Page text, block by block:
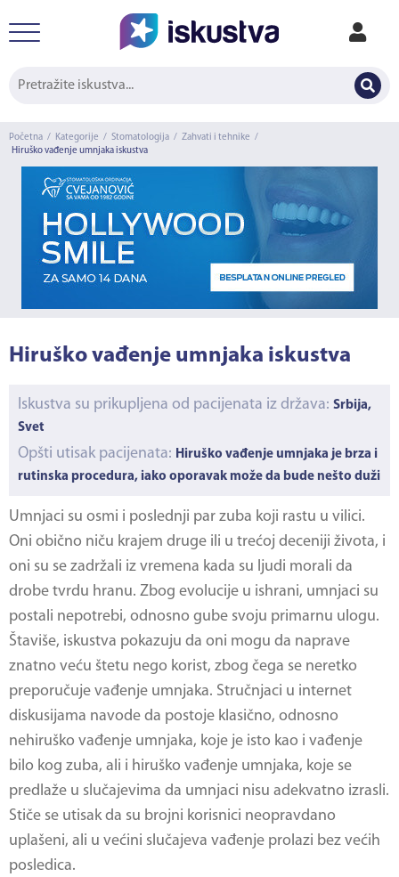
Početna / Kategorije / Stomatologija / Zahvati i tehnike /
Hiruško vađenje umnjaka iskustva
Hiruško vađenje umnjaka iskustva
Iskustva su prikupljena od pacijenata iz država: Srbija,
Svet
Opšti utisak pacijenata: Hiruško vađenje umnjaka je brza i
rutinska procedura, iako oporavak može da bude nešto duži
Umnjaci su osmi i poslednji par zuba koji rastu u vilici.
Oni obično niču krajem druge ili u trećoj deceniji života, i
oni su se zadržali iz vremena kada su ljudi morali da
drobe tvrdu hranu. Zbog evolucije u ishrani, umnjaci su
postali nepotrebi, odnosno gube svoju primarnu ulogu.
Štaviše, iskustva pokazuju da oni mogu da naprave
znatno veću štetu nego korist, zbog čega se neretko
preporučuje vađenje umnjaka. Stručnjaci u internet
diskusijama navode da postoje klasično, odnosno
nehiruško vađenje umnjaka, koje je isto kao i vađenje
bilo kog zuba, ali i hiruško vađenje umnjaka, koje se
predlaže u slučajevima da umnjaci nisu adekvatno izrasli.
Stiče se utisak da su brojni korisnici neopravdano
uplašeni, ali u većini slučajeva vađenje prolazi bez većih
posledica.